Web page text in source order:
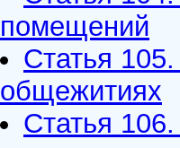
помещений
Статья
общежитиях
Статья